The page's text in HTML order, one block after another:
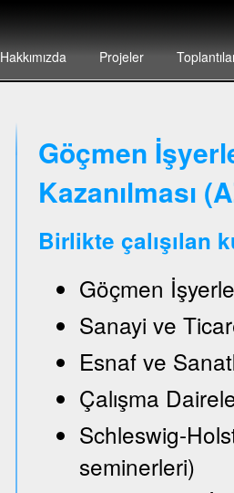
Hakkımızda Projeler
Göçmen
Kazanılması
Birlikte çalışılan
Göçmen
Sanayi ve
Esnaf ve
Çalışma
Schleswig-
seminerleri)